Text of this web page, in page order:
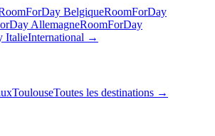
BelgiqueRoomForDay
AllemagneRoomForDay
ItalieInternational →
ToulouseToutes les destinations →